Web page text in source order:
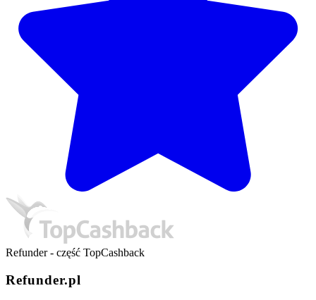
Refunder - część TopCashback
Refunder.pl